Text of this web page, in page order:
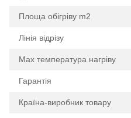
Площа обігріву m2
Лінія відрізу
Max температура нагріву
Гарантія
Країна-виробник товару